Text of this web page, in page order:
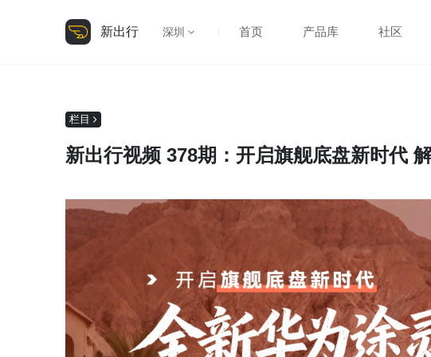
新出行 深圳 首页 产品库 社区
栏目
新出行视频 378期：开启旗舰底盘新时代